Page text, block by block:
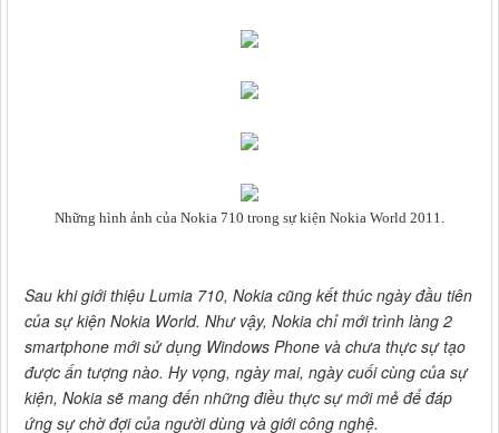
Những hình ảnh của Nokia 710 trong sự kiện Nokia World 2011.
Sau khi giới thiệu Lumia 710, Nokia cũng kết thúc ngày đầu tiên
của sự kiện Nokia World. Như vậy, Nokia chỉ mới trình làng 2
smartphone mới sử dụng Windows Phone và chưa thực sự tạo
được ấn tượng nào. Hy vọng, ngày mai, ngày cuối cùng của sự
kiện, Nokia sẽ mang đến những điều thực sự mới mẻ để đáp
ứng sự chờ đợi của người dùng và giới công nghệ.